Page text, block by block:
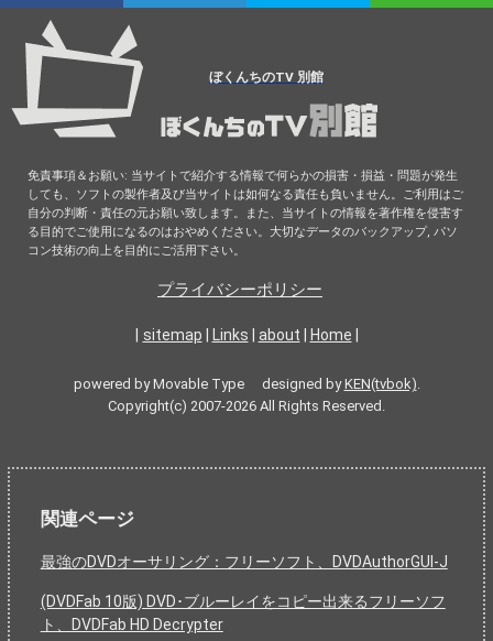
ぼくんちのTV 別館
免責事項＆お願い: 当サイトで紹介する情報で何らかの損害・損益・問題が発生
しても、ソフトの製作者及び当サイトは如何なる責任も負いません。ご利用はご
自分の判断・責任の元お願い致します。また、当サイトの情報を著作権を侵害す
る目的でご使用になるのはおやめください。大切なデータのバックアップ, パソ
コン技術の向上を目的にご活用下さい。
プライバシーポリシー
sitemap Links about Home
powered by Movable Type designed byKEN(tvbok)
Copyright(c) 2007-2026 All Rights Reserved.
関連ページ
最強のDVDオーサリング：フリーソフト、DVDAuthorGUI-J
(DVDFab 10版) DVD･ブルーレイをコピー出来るフリーソフ
ト、DVDFab HD Decrypter